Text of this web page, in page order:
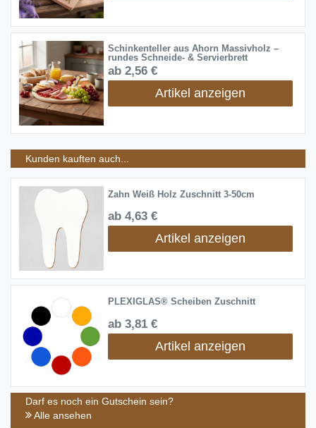
Schinkenteller aus Ahorn Massivholz –
rundes Schneide- & Servierbrett
ab 2,56 €
Artikel anzeigen
Kunden kauften auch...
Zahn Weiß Holz Zuschnitt 3-50cm
ab 4,63 €
Artikel anzeigen
PLEXIGLAS® Scheiben Zuschnitt
ab 3,81 €
Artikel anzeigen
Darf es noch ein Gutschein sein?
Alle ansehen